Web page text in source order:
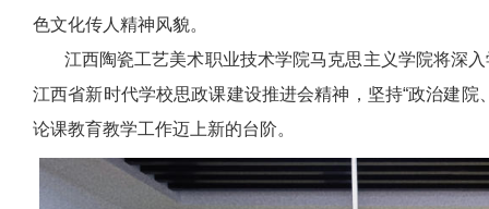
色文化传人精神风貌。
江西陶瓷工艺美术职业技术学院马克思主义学院将深入
江西省新时代学校思政课建设推进会精神，坚持“政治建
论课教育教学工作迈上新的台阶。